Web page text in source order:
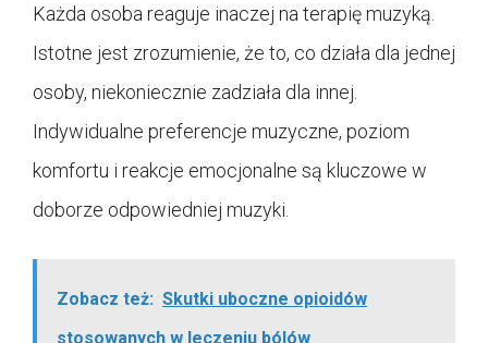
Każda osoba reaguje inaczej na terapię muzyką.
Istotne jest zrozumienie, że to, co działa dla jednej
osoby, niekoniecznie zadziała dla innej.
Indywidualne preferencje muzyczne, poziom
komfortu i reakcje emocjonalne są kluczowe w
doborze odpowiedniej muzyki.
Zobacz też: Skutki uboczne opioidów
stosowanych w leczeniu bólów